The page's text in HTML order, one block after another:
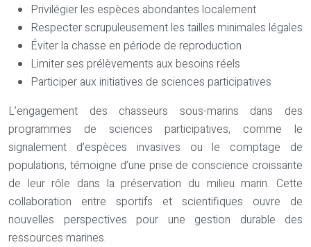
Privilégier les espèces abondantes localement
Respecter scrupuleusement les tailles minimales légales
Éviter la chasse en période de reproduction
Limiter ses prélèvements aux besoins réels
Participer aux initiatives de sciences participatives
L’engagement des chasseurs sous-marins dans des
programmes de sciences participatives, comme le
signalement d’espèces invasives ou le comptage de
populations, témoigne d’une prise de conscience croissante
de leur rôle dans la préservation du milieu marin. Cette
collaboration entre sportifs et scientifiques ouvre de
nouvelles perspectives pour une gestion durable des
ressources marines.